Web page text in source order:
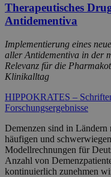
Therapeutisches
Antidementiva
Implementierung eines
aller Antidementiva in der
Relevanz für die
Klinikalltag
HIPPOKRATES –
Forschungsergebnisse
Demenzen sind in
häufigen und
Modellrechnungen für
Anzahl von
kontinuierlich zunehmen